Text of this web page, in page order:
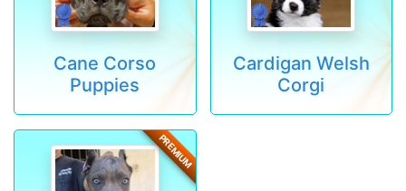
Cane Corso
Puppies
Cardigan Welsh
Corgi
PREMIUM